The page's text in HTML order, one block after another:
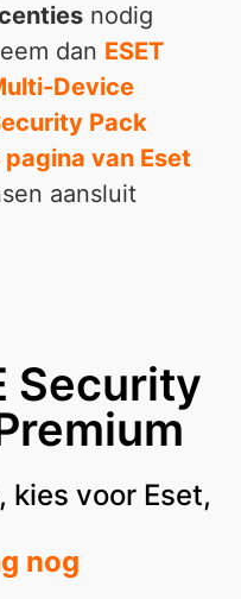
nodig
dan ESET
Device
Pack
van Eset
aansluit
Security
kies voor Eset,
nog